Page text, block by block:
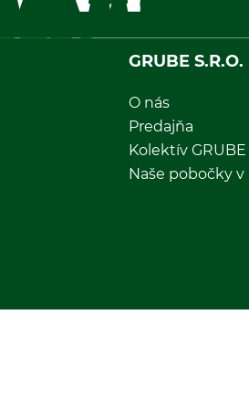
GRUBE S.R.O.
O nás
Predajňa
Kolektív GRUBE
Naše pobočky v